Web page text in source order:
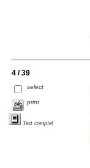
4 / 39
select
print
Text complet